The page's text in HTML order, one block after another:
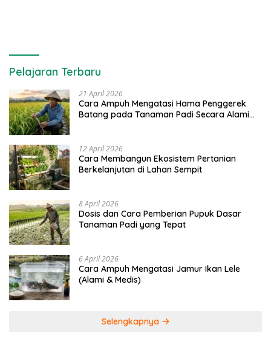
Pelajaran Terbaru
21 April 2026
Cara Ampuh Mengatasi Hama Penggerek
Batang pada Tanaman Padi Secara Alami
12 April 2026
Cara Membangun Ekosistem Pertanian
Berkelanjutan di Lahan Sempit
8 April 2026
Dosis dan Cara Pemberian Pupuk Dasar
Tanaman Padi yang Tepat
6 April 2026
Cara Ampuh Mengatasi Jamur Ikan Lele
(Alami & Medis)
Selengkapnya